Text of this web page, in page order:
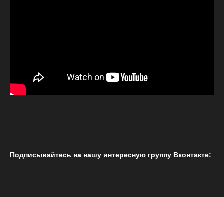
Подписывайтесь на нашу интересную группу Вконтакте: